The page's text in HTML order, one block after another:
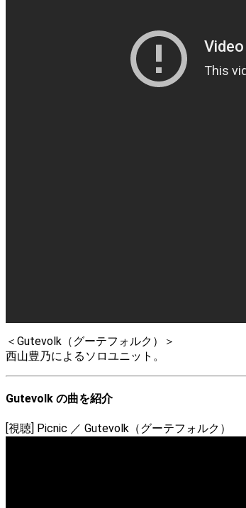
＜Gutevolk（グーテフォルク）＞
西山豊乃によるソロユニット。
Gutevolk の曲を紹介
[視聴] Picnic ／ Gutevolk（グーテフォルク）